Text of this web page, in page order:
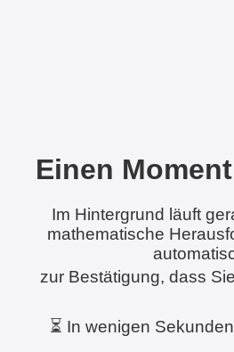
Einen
Im Hintergrund läuft
mathematische
zur Bestätigung, dass
⏳ In wenigen